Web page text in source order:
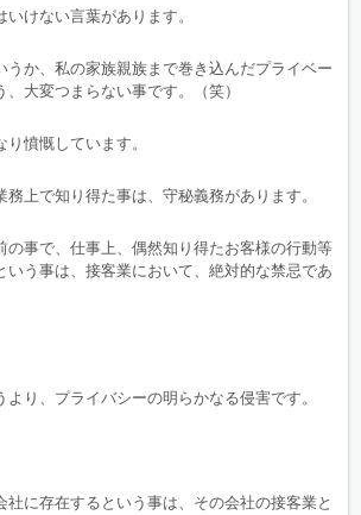
けない言葉があります。
うか、私の家族親族まで巻き込んだプライベー
、大変つまらない事です。（笑）
憤慨しています。
上で知り得た事は、守秘義務があります。
の事で、仕事上、偶然知り得たお客様の行動等
いう事は、接客業において、絶対的な禁忌であ
り、プライバシーの明らかなる侵害です。
社に存在するという事は、その会社の接客業と